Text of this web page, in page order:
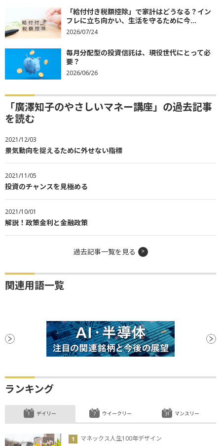
「給付付き税額控除」で家計はどうなる？イン
フレに立ち向かい、生活を守るために今...
2026/07/24
毎月分配型の投資信託は、現役世代にとって必
要？
2026/06/26
「廣澤知子のやさしいマネー講座」の過去記事
を読む
2021/12/03
景気動向を捉えるために外せない指標
2021/11/05
投資のチャンスを見極める
2021/10/01
解説！政策金利と金融政策
過去記事一覧を見る
関連用語一覧
ランキング
デイリー
マネックス人生100年デザイン
ウイークリー マンスリー